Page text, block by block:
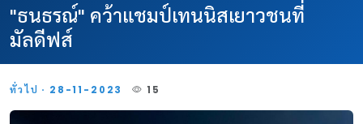
"ธนธรณ์" คว้าแชมป์เทนนิสเยาวชนที่
มัลดีฟส์
ทั่วไป · 28-11-2023 15